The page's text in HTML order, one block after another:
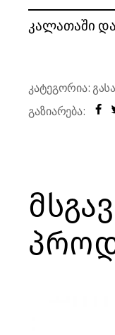
კალათაში
კატეგორია:
გაზიარება: